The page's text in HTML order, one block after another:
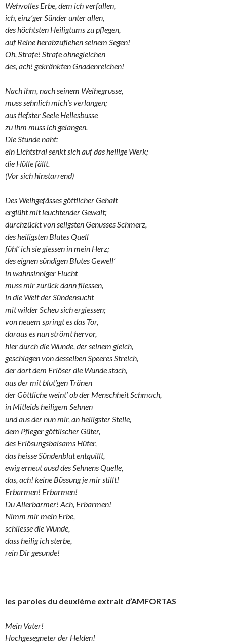
Wehvolles Erbe, dem ich verfallen,
ich, einz’ger Sünder unter allen,
des höchtsten Heiligtums zu pflegen,
auf Reine herabzuflehen seinem Segen!
Oh, Strafe! Strafe ohnegleichen
des, ach! gekränkten Gnadenreichen!
Nach ihm, nach seinem Weihegrusse,
muss sehnlich mich’s verlangen;
aus tiefster Seele Heilesbusse
zu ihm muss ich gelangen.
Die Stunde naht:
ein Lichtstral senkt sich auf das heilige Werk;
die Hülle fällt.
(Vor sich hinstarrend)
Des Weihgefässes göttlicher Gehalt
erglüht mit leuchtender Gewalt;
durchzückt von seligsten Genusses Schmerz,
des heiligsten Blutes Quell
fühl’ ich sie giessen in mein Herz;
des eignen sündigen Blutes Gewell’
in wahnsinniger Flucht
muss mir zurück dann fliessen,
in die Welt der Sündensucht
mit wilder Scheu sich ergiessen;
von neuem springt es das Tor,
daraus es nun strömt hervor,
hier durch die Wunde, der seinem gleich,
geschlagen von desselben Speeres Streich,
der dort dem Erlöser die Wunde stach,
aus der mit blut’gen Tränen
der Göttliche weint’ ob der Menschheit Schmach,
in Mitleids heiligem Sehnen
und aus der nun mir, an heiligster Stelle,
dem Pfleger göttlischer Güter,
des Erlösungsbalsams Hüter,
das heisse Sündenblut entquillt,
ewig erneut ausd des Sehnens Quelle,
das, ach! keine Büssung je mir stillt!
Erbarmen! Erbarmen!
Du Allerbarmer! Ach, Erbarmen!
Nimm mir mein Erbe,
schliesse die Wunde,
dass heilig ich sterbe,
rein Dir gesunde!
les paroles du deuxième extrait d’AMFORTAS
Mein Vater!
Hochgesegneter der Helden!